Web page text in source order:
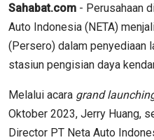
Sahabat.com - Perusahaan
Auto Indonesia (NETA)
(Persero) dalam penyediaan
stasiun pengisian daya
Melalui acara grand
Oktober 2023, Jerry Huang,
Director PT Neta Auto